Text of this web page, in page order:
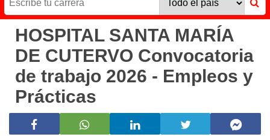
HOSPITAL SANTA MARÍA
DE CUTERVO Convocatoria
de trabajo 2026 - Empleos y
Prácticas